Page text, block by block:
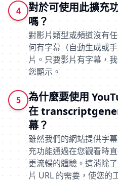
4
對於可使用此擴充
嗎？
對影片類型或頻道沒有
何有字幕（自動生成或
片。只要影片有字幕，
您顯示。
5
為什麼要使用
在
幕？
雖然我們的網站提供字
充功能通過在您觀看時
更流暢的體驗。這消除
片 URL 的需要，使您的